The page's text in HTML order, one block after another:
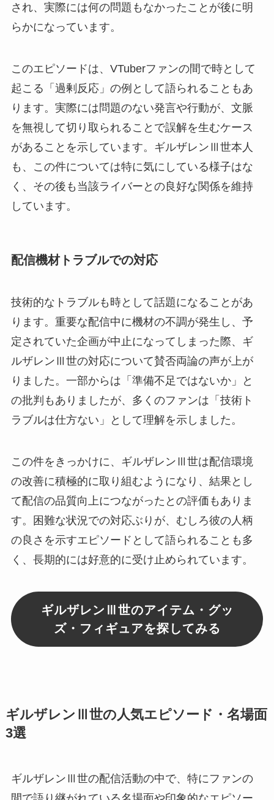
され、実際には何の問題もなかったことが後に明
らかになっています。
このエピソードは、VTuberファンの間で時として
起こる「過剰反応」の例として語られることもあ
ります。実際には問題のない発言や行動が、文脈
を無視して切り取られることで誤解を生むケース
があることを示しています。ギルザレンⅢ世本人
も、この件については特に気にしている様子はな
く、その後も当該ライバーとの良好な関係を維持
しています。
配信機材トラブルでの対応
技術的なトラブルも時として話題になることがあ
ります。重要な配信中に機材の不調が発生し、予
定されていた企画が中止になってしまった際、ギ
ルザレンⅢ世の対応について賛否両論の声が上が
りました。一部からは「準備不足ではないか」と
の批判もありましたが、多くのファンは「技術ト
ラブルは仕方ない」として理解を示しました。
この件をきっかけに、ギルザレンⅢ世は配信環境
の改善に積極的に取り組むようになり、結果とし
て配信の品質向上につながったとの評価もありま
す。困難な状況での対応ぶりが、むしろ彼の人柄
の良さを示すエピソードとして語られることも多
く、長期的には好意的に受け止められています。
ギルザレンⅢ世のアイテム・グッ
ズ・フィギュアを探してみる
ギルザレンⅢ世の人気エピソード・名場面
3選
ギルザレンⅢ世の配信活動の中で、特にファンの